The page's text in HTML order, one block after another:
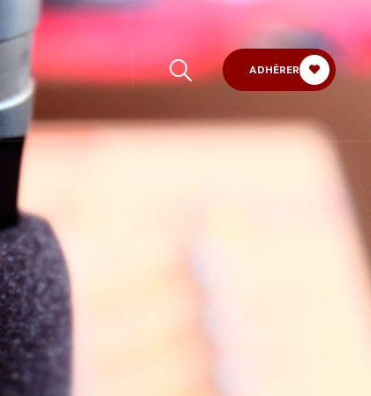
ADHÉRER